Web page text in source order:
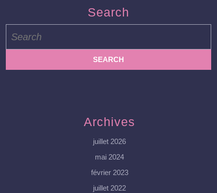
Search
for:
Archives
juillet 2026
mai 2024
février 2023
juillet 2022